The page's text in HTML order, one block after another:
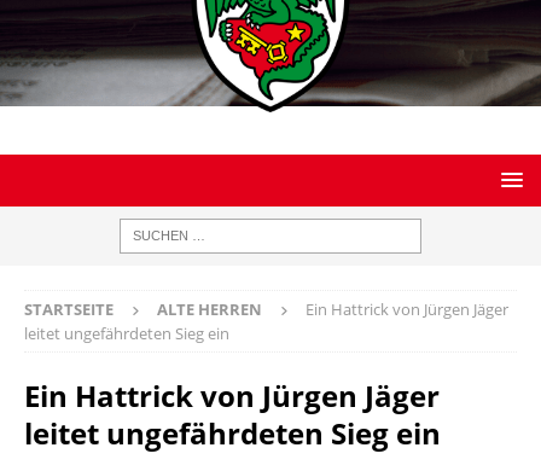
STARTSEITE ALTE HERREN
Ein Hattrick von Jürgen Jäger
leitet ungefährdeten Sieg ein
Ein Hattrick von Jürgen Jäger
leitet ungefährdeten Sieg ein